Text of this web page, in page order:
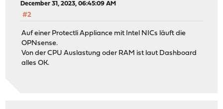
December 31, 2023, 06:45:09 AM
#2
Auf einer Protectli Appliance mit Intel NICs läuft die
OPNsense.
Von der CPU Auslastung oder RAM ist laut Dashboard
alles OK.